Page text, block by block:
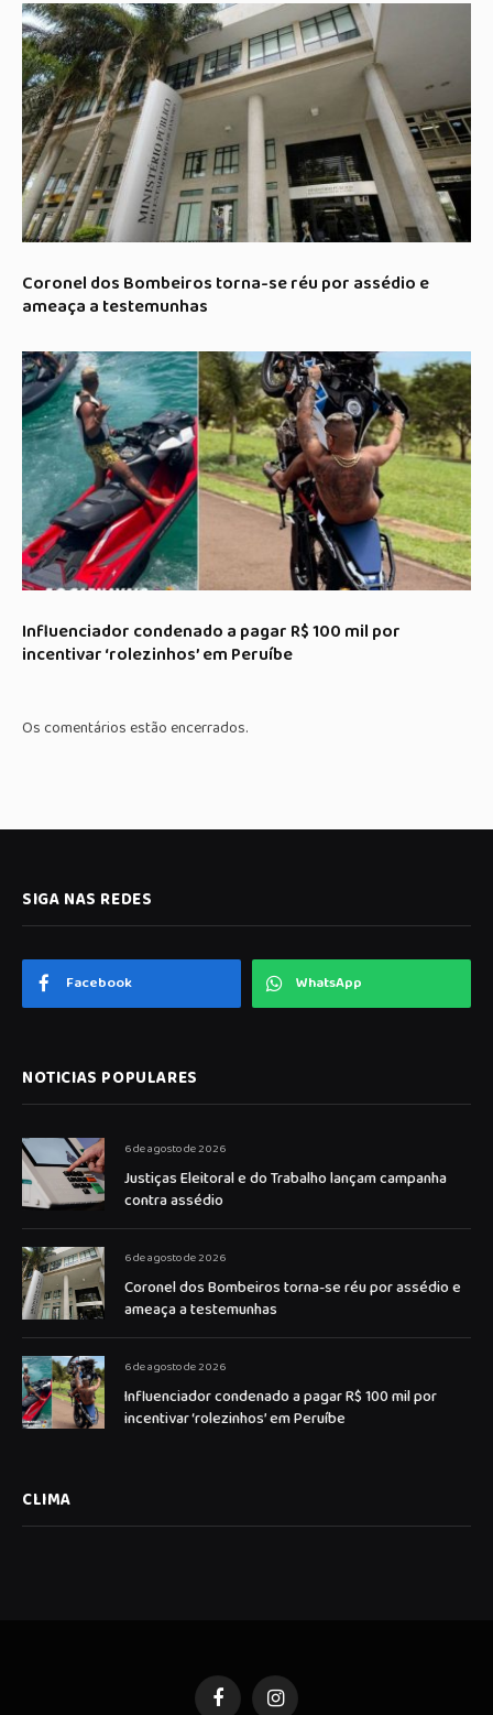
Coronel dos Bombeiros torna-se réu por assédio e
ameaça a testemunhas
Influenciador condenado a pagar R$ 100 mil por
incentivar ‘rolezinhos’ em Peruíbe
Os comentários estão encerrados.
SIGA NAS REDES
Facebook WhatsApp
NOTICIAS POPULARES
6 de agosto de 2026
Justiças Eleitoral e do Trabalho lançam campanha
contra assédio
6 de agosto de 2026
Coronel dos Bombeiros torna-se réu por assédio e
ameaça a testemunhas
6 de agosto de 2026
Influenciador condenado a pagar R$ 100 mil por
incentivar ‘rolezinhos’ em Peruíbe
CLIMA
FacebookInstagram